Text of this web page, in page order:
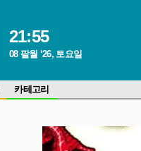
21:55
08 팔월 ‘26, 토요일
카테고리